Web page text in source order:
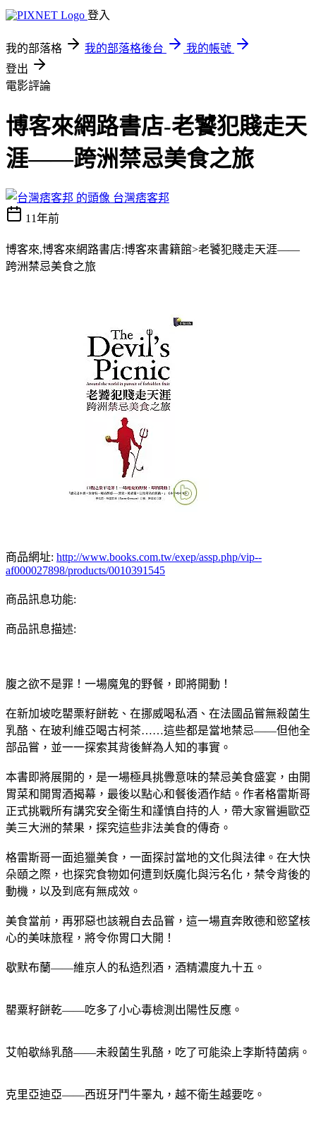
登入
我的部落格 我的部落格後台
我的帳號
登出
電影評論
博客來網路書店-老饕犯賤走天
涯——跨洲禁忌美食之旅
台灣痞客邦
11年前
博客來,博客來網路書店:博客來書籍館>老饕犯賤走天涯——
跨洲禁忌美食之旅
商品網址: http://www.books.com.tw/exep/assp.php/vip--
af000027898/products/0010391545
商品訊息功能:
商品訊息描述:
腹之欲不是罪！一場魔鬼的野餐，即將開動！
在新加坡吃罌栗籽餅乾、在挪威喝私酒、在法國品嘗無殺菌生
乳酪、在玻利維亞喝古柯茶……這些都是當地禁忌——但他全
部品嘗，並一一探索其背後鮮為人知的事實。
本書即將展開的，是一場極具挑釁意味的禁忌美食盛宴，由開
胃菜和開胃酒揭幕，最後以點心和餐後酒作結。作者格雷斯哥
正式挑戰所有講究安全衛生和謹慎自持的人，帶大家嘗遍歐亞
美三大洲的禁果，探究這些非法美食的傳奇。
格雷斯哥一面追獵美食，一面探討當地的文化與法律。在大快
朵頤之際，也探究食物如何遭到妖魔化與污名化，禁令背後的
動機，以及到底有無成效。
美食當前，再邪惡也該親自去品嘗，這一場直奔敗德和慾望核
心的美味旅程，將令你胃口大開！
歇默布蘭——維京人的私造烈酒，酒精濃度九十五。
罌粟籽餅乾——吃多了小心毒檢測出陽性反應。
艾帕歇絲乳酪——未殺菌生乳酪，吃了可能染上李斯特菌病。
克里亞迪亞——西班牙鬥牛睪丸，越不衛生越要吃。